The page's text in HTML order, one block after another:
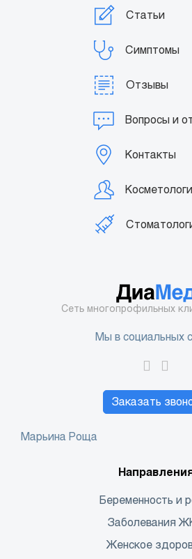
Статьи
Симптомы
Отзывы
Вопросы и
Контакты
Сеть многопрофильных
Мы в социальных
Заказать
Марьина Роща
Беременность и
Заболевания
Женское